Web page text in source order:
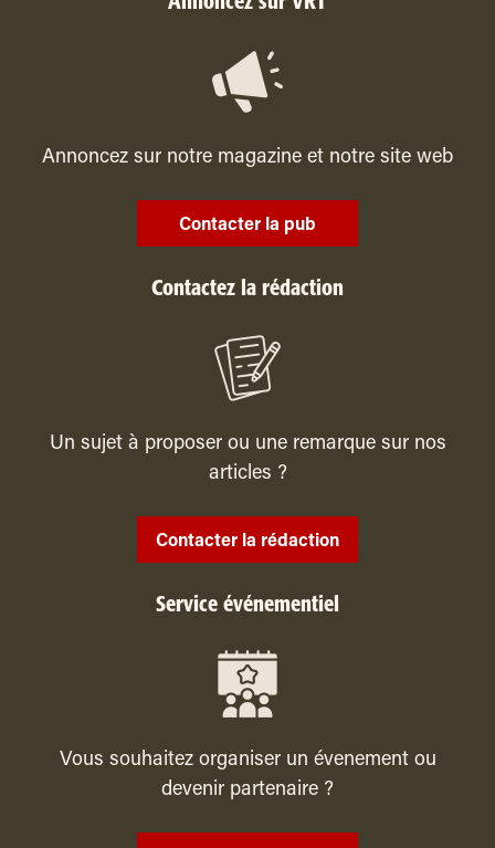
Annoncez sur notre magazine et notre site web
Contacter la pub
Contactez la rédaction
Un sujet à proposer ou une remarque sur nos
articles ?
Contacter la rédaction
Service événementiel
Vous souhaitez organiser un évenement ou
devenir partenaire ?